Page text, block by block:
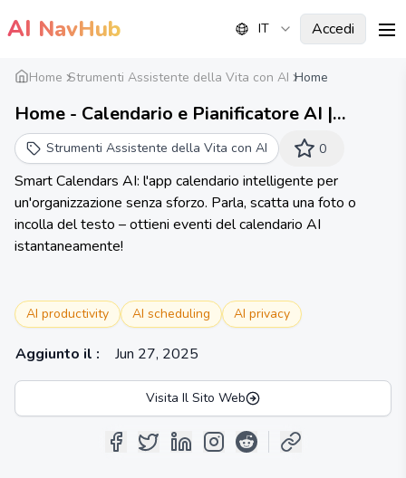
AI NavHub IT Accedi
Home Strumenti Assistente della Vita con AI Home
Home - Calendario e Pianificatore AI |
Calendari Intelligenti AI
Strumenti Assistente della Vita con AI 0
Smart Calendars AI: l'app calendario intelligente per
un'organizzazione senza sforzo. Parla, scatta una foto o
incolla del testo – ottieni eventi del calendario AI
istantaneamente!
AI productivity AI scheduling AI privacy
Aggiunto il : Jun 27, 2025
Visita Il Sito Web